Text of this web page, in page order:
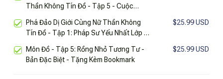
Thần Không Tín Đồ - Tập 5 - Cuộc
Nước - Tặng Kèm Bookmark + Poster
Phá Đảo Dị Giới Cùng Nữ Thần Không
Tín Đồ - Tập 1: Pháp Sư Yếu Nhất Lớp -
$25.99 USD
Môn Đồ - Tập 5: Rồng Nhỏ Tương Tư -
Bản Đặc Biệt - Tặng Kèm Bookmark
$25.99 USD